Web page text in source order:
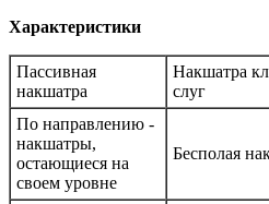
Характеристики
Пассивная
накшатра
Накшатра
слуг
По направлению -
накшатры,
остающиеся на
своем уровне
Бесполая